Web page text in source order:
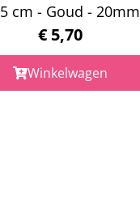
cm - Goud - 20mm
€5,70
Winkelwagen